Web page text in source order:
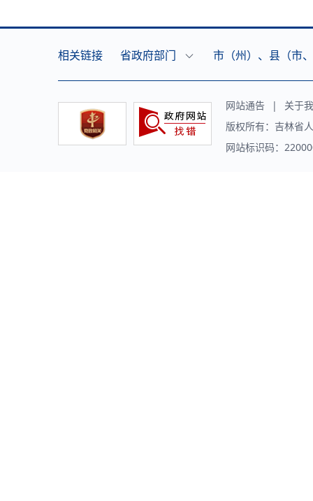
相关链接 省政府部门 市（州）、县（市
网站通告 |
关于
版权所有：吉林省
网站标识码：